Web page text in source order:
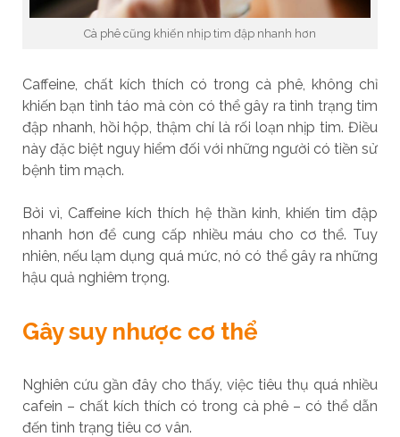
Cà phê cũng khiến nhịp tim đập nhanh hơn
Caffeine, chất kích thích có trong cà phê, không chỉ
khiến bạn tỉnh táo mà còn có thể gây ra tình trạng tim
đập nhanh, hồi hộp, thậm chí là rối loạn nhịp tim. Điều
này đặc biệt nguy hiểm đối với những người có tiền sử
bệnh tim mạch.
Bởi vì, Caffeine kích thích hệ thần kinh, khiến tim đập
nhanh hơn để cung cấp nhiều máu cho cơ thể. Tuy
nhiên, nếu lạm dụng quá mức, nó có thể gây ra những
hậu quả nghiêm trọng.
Gây suy nhược cơ thể
Nghiên cứu gần đây cho thấy, việc tiêu thụ quá nhiều
cafein – chất kích thích có trong cà phê – có thể dẫn
đến tình trạng tiêu cơ vân.